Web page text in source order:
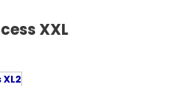
XXL